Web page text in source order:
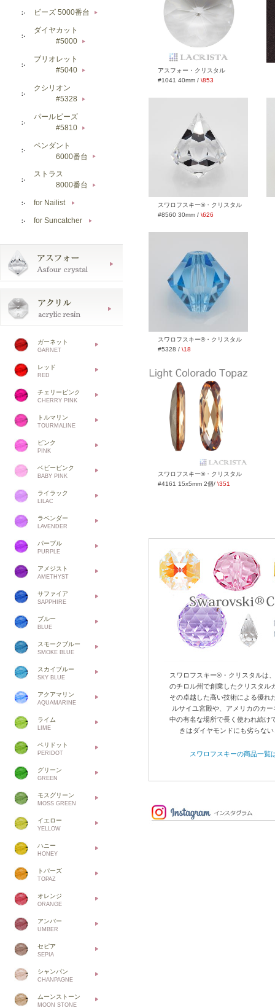
ビーズ 5000番台 ▶
ダイヤカット
#5000
▶
ブリオレット
#5040
▶
クシリオン
#5328
▶
パールビーズ
#5810
▶
ペンダント
6000番台
▶
ストラス
8000番台
▶
for Nailist ▶
for Suncatcher ▶
ガーネット
GARNET
レッド
RED
チェリーピンク
CHERRY PINK
トルマリン
TOURMALINE
ピンク
PINK
ベビーピンク
BABY PINK
ライラック
LILAC
ラベンダー
LAVENDER
パープル
PURPLE
アメジスト
AMETHYST
サファイア
SAPPHIRE
ブルー
BLUE
スモークブルー
SMOKE BLUE
スカイブルー
SKY BLUE
アクアマリン
AQUAMARINE
ライム
LIME
ペリドット
PERIDOT
グリーン
GREEN
モスグリーン
MOSS GREEN
イエロー
YELLOW
ハニー
HONEY
トパーズ
TOPAZ
オレンジ
ORANGE
アンバー
UMBER
セピア
SEPIA
シャンパン
CHANPAGNE
ムーンストーン
MOON STONE
アスフォー・クリスタル
#1041 40mm / \853
スワロフスキー®・クリスタル
#8560 30mm / \626
スワロフスキー®・クリスタル
#5328 / \18
スワロフスキー®・クリスタル
#4161 15x5mm 2個/ \351
スワロフスキー®・クリスタルは
のチロル州で創業したクリスタル
その卓越した高い技術による優れ
ルサイユ宮殿や、アメリカのカ
中の有名な場所で長く使われ続け
きはダイヤモンドにも劣らな
スワロフスキーの商品一覧